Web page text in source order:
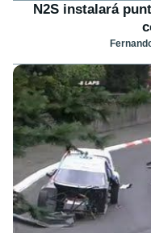
N2S instalará